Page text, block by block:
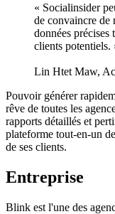
« Socialinsider
de convaincre de
données précises
clients potentiels.
Lin Htet Maw,
Pouvoir générer
rêve de toutes les
rapports détaillés et
plateforme tout-en-un
de ses clients.
Entreprise
Blink est l'une des